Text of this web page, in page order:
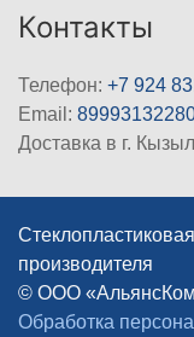
Контакты
Телефон: +7 924
Email:
Доставка в г.
производителя
© ООО
Обработка